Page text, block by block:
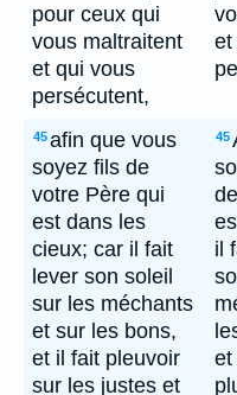
pour ceux qui
vous maltraitent
et qui vous
persécutent,
et
45afin que vous
soyez fils de
votre Père qui
est dans les
cieux; car il fait
lever son soleil
sur les méchants
et sur les bons,
et il fait pleuvoir
sur les justes et
45
il
et